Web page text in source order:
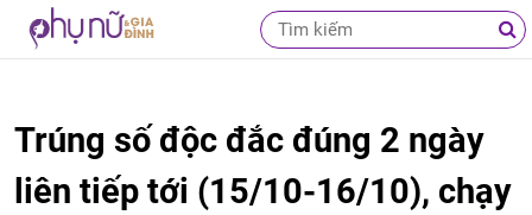
Trúng số độc đắc đúng 2 ngày
liên tiếp tới (15/10-16/10), chạy